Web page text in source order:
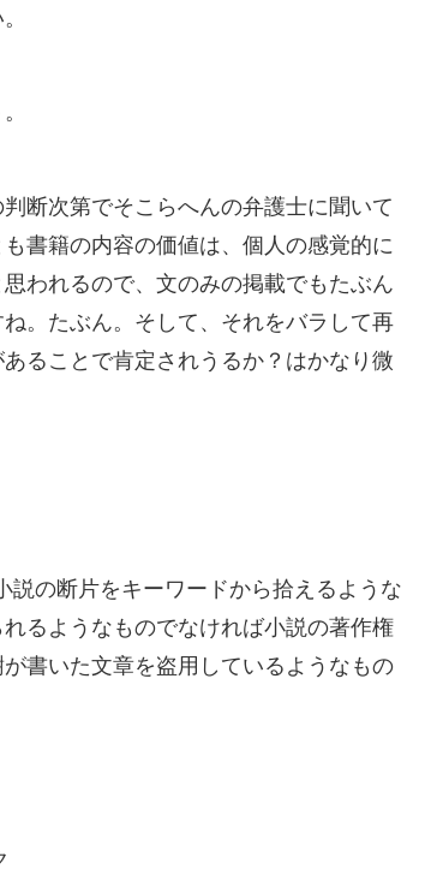
断次第でそこらへんの弁護士に聞いて
書籍の内容の価値は、個人の感覚的に
われるので、文のみの掲載でもたぶん
。たぶん。そして、それをバラして再
ることで肯定されうるか？はかなり微
の断片をキーワードから拾えるような
るようなものでなければ小説の著作権
書いた文章を盗用しているようなもの